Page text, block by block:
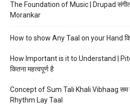
The Foundation of Music | Drupad
Morankar
How to show Any Taal on your Hand
How Important is it to Understand |
कितना महत्वपूर्ण है
Concept of Sum Tali Khali Vibhaag सम
Rhythm Lay Taal